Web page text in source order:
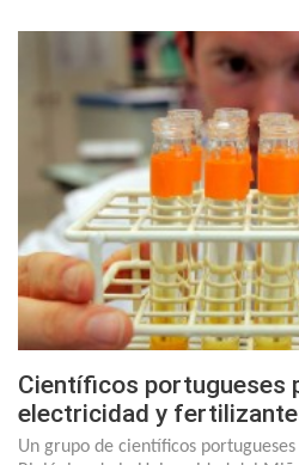
Científicos portugueses
electricidad y
Un grupo de científicos